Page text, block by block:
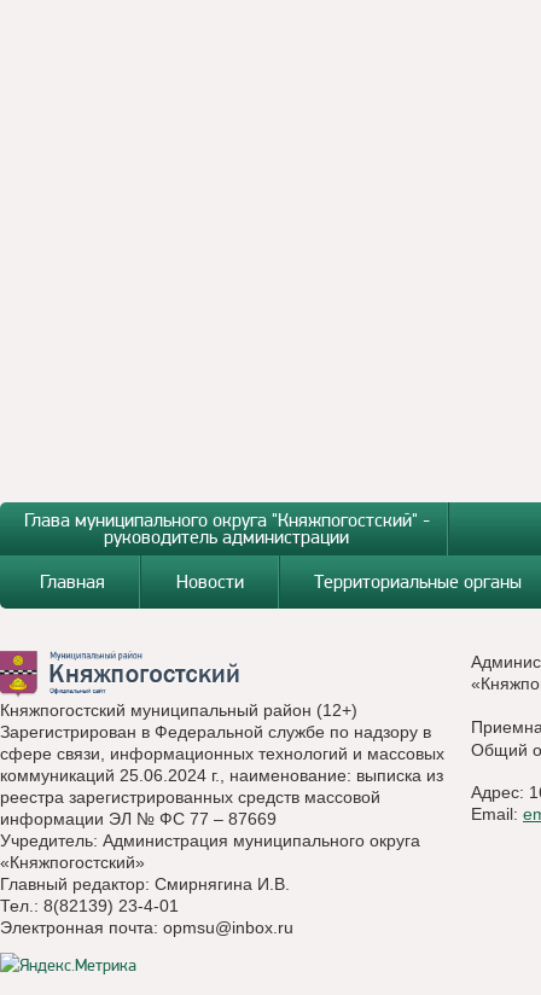
Глава муниципального округа "Княжпогостский" -
руководитель администрации
Главная
Новости Территориальные органы
Княжпогостский муниципальный район (12+)
Зарегистрирован в Федеральной службе по надзору в
сфере связи, информационных технологий и массовых
коммуникаций 25.06.2024 г., наименование: выписка из
реестра зарегистрированных средств массовой
информации ЭЛ № ФС 77 – 87669
Учредитель: Администрация муниципального округа
«Княжпогостский»
Главный редактор: Смирнягина И.В.
Тел.: 8(82139) 23-4-01
Электронная почта: opmsu@inbox.ru
Общий
Адрес:
Email: